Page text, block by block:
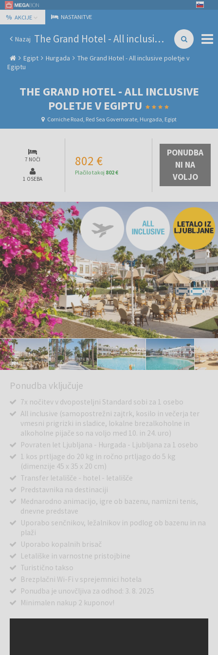
% AKCIJE NASTANITVE
Nazaj The Grand Hotel - All inclusive poletje v Egiptu
Egipt Hurgada
The Grand Hotel - All inclusive poletje v
Egiptu
THE GRAND HOTEL - ALL INCLUSIVE
POLETJE V EGIPTU
Corniche Road, Red Sea Governorate, Hurgada, Egipt
7 NOČI
1 OSEBA
802 €
Plačilo takoj 802 €
PONUDBA
NI NA
VOLJO
Ponudba vključuje
7x nočitev v dvoposteljni Standard sobi za 1 osebo
All inclusive (samopostrežni zajtrk, kosilo in večerja ter
vmesni prigrizki in sladice, lokalne brezalkoholne in
alkoholne pijače so na voljo med 10. in 24. uro)
Povraten let Ljubljana - Hurgada - Ljubljana za 1 osebo
1 kos prtljage do 20 kg in ročno prtljago do 5 kg
(dimenzije 45 x 35 x 20 cm)
Transfer letališče - hotel - letališče
Predstavnika na destinaciji
Mednarodno animacijo, igre ob bazenu, namizni tenis,
dnevne predstave
Uporabo senčnikov, ležalnikov in podlog ob bazenu in na
plaži
Uporabo kopalnih brisač
Letališke in varnostne pristojbine
Turistično takso
Brezplačni Wi-Fi v sprejemnici hotela
Ponudba je unovčljiva za odhod: 3. 8. 2025
Minimalen nakup 2 kuponov!